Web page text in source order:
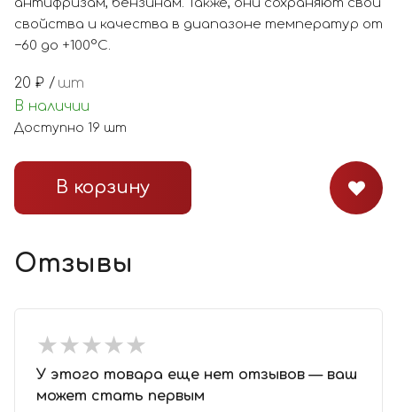
антифризам, бензинам. Также, они сохраняют свои
свойства и качества в диапазоне температур от
−60 до +100°С.
20 ₽ / шт
В наличии
Доступно 19 шт
В корзину
Отзывы
★★★★★
★★★★★
У этого товара еще нет отзывов — ваш
может стать первым